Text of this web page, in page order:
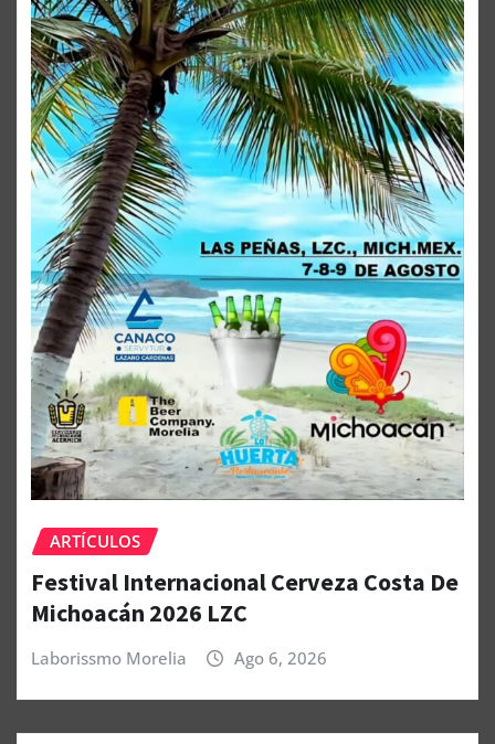
ARTÍCULOS
Festival Internacional Cerveza Costa De
Michoacán 2026 LZC
Laborissmo Morelia Ago 6, 2026